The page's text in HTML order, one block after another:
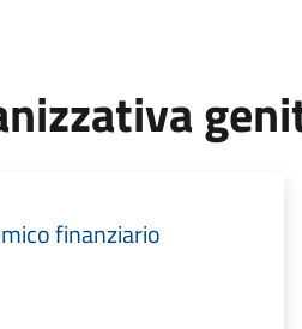
finanziario